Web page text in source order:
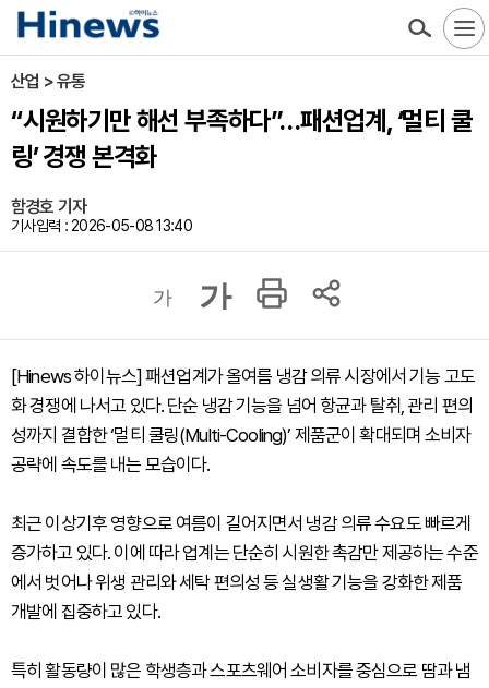
산업 > 유통
“시원하기만 해선 부족하다”…패션업계, ‘멀티 쿨
링’ 경쟁 본격화
함경호 기자
기사입력 : 2026-05-08 13:40
가 가
[Hinews 하이뉴스] 패션업계가 올여름 냉감 의류 시장에서 기능 고도
화 경쟁에 나서고 있다. 단순 냉감 기능을 넘어 항균과 탈취, 관리 편의
성까지 결합한 ‘멀티 쿨링(Multi-Cooling)’ 제품군이 확대되며 소비자
공략에 속도를 내는 모습이다.
최근 이상기후 영향으로 여름이 길어지면서 냉감 의류 수요도 빠르게
증가하고 있다. 이에 따라 업계는 단순히 시원한 촉감만 제공하는 수준
에서 벗어나 위생 관리와 세탁 편의성 등 실생활 기능을 강화한 제품
개발에 집중하고 있다.
특히 활동량이 많은 학생층과 스포츠웨어 소비자를 중심으로 땀과 냄